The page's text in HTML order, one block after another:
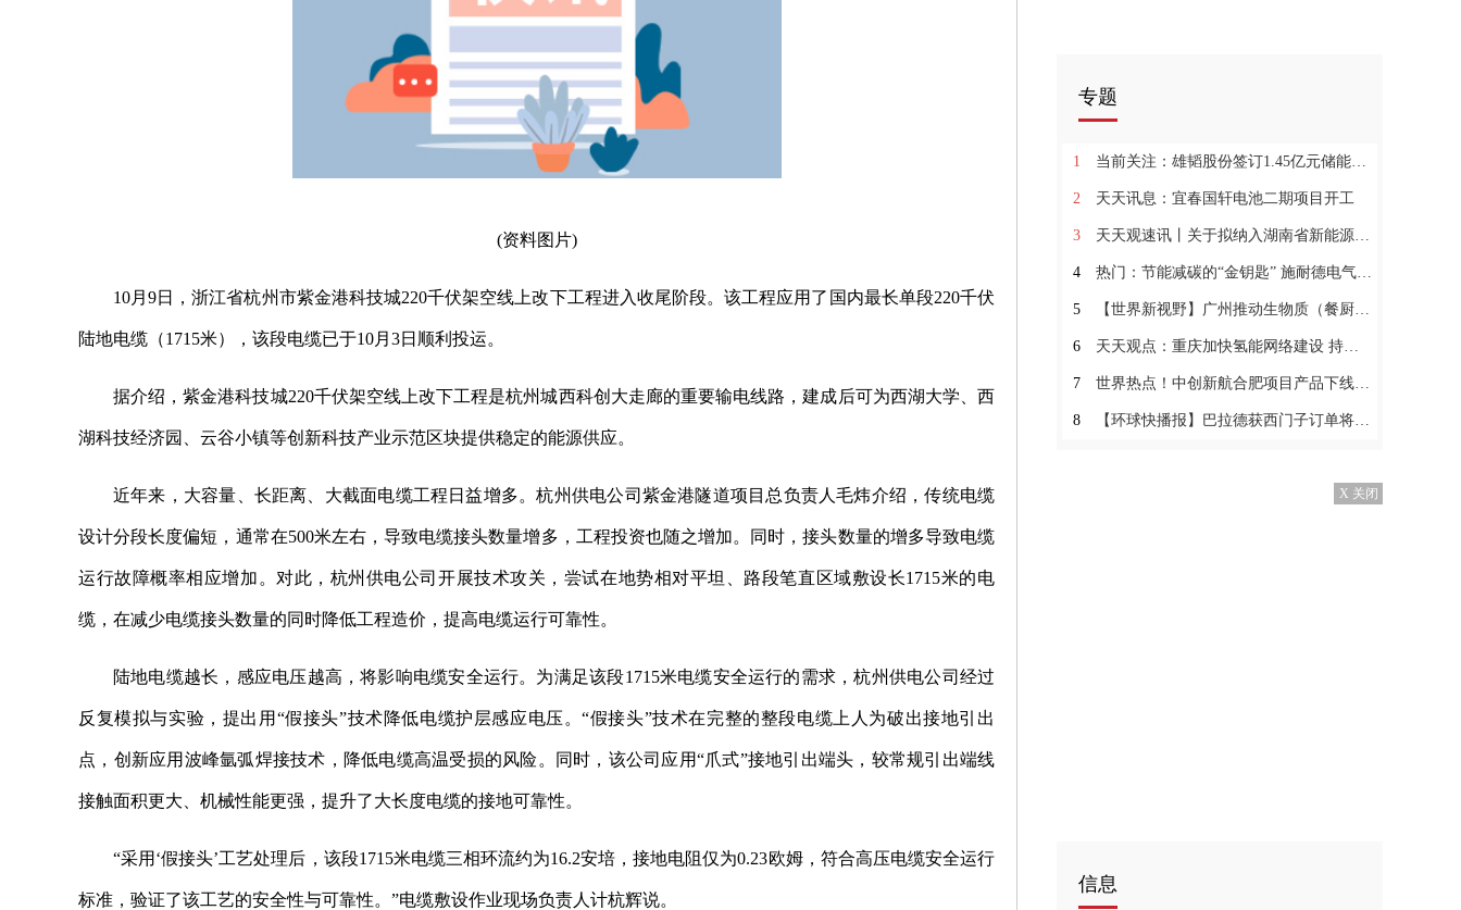
(资料图片)
10月9日，浙江省杭州市紫金港科技城220千伏架空线上改下工程进入收尾阶段。该工程应用了国内最长单段220千伏
陆地电缆（1715米），该段电缆已于10月3日顺利投运。
据介绍，紫金港科技城220千伏架空线上改下工程是杭州城西科创大走廊的重要输电线路，建成后可为西湖大学、西
湖科技经济园、云谷小镇等创新科技产业示范区块提供稳定的能源供应。
近年来，大容量、长距离、大截面电缆工程日益增多。杭州供电公司紫金港隧道项目总负责人毛炜介绍，传统电缆
设计分段长度偏短，通常在500米左右，导致电缆接头数量增多，工程投资也随之增加。同时，接头数量的增多导致电缆
运行故障概率相应增加。对此，杭州供电公司开展技术攻关，尝试在地势相对平坦、路段笔直区域敷设长1715米的电
缆，在减少电缆接头数量的同时降低工程造价，提高电缆运行可靠性。
陆地电缆越长，感应电压越高，将影响电缆安全运行。为满足该段1715米电缆安全运行的需求，杭州供电公司经过
反复模拟与实验，提出用“假接头”技术降低电缆护层感应电压。“假接头”技术在完整的整段电缆上人为破出接地引出
点，创新应用波峰氩弧焊接技术，降低电缆高温受损的风险。同时，该公司应用“爪式”接地引出端头，较常规引出端线
接触面积更大、机械性能更强，提升了大长度电缆的接地可靠性。
“采用‘假接头’工艺处理后，该段1715米电缆三相环流约为16.2安培，接地电阻仅为0.23欧姆，符合高压电缆安全运行
标准，验证了该工艺的安全性与可靠性。”电缆敷设作业现场负责人计杭辉说。
专题
1 当前关注：雄韬股份签订1.45亿元储能系统设备供货合同
2 天天讯息：宜春国轩电池二期项目开工
3 天天观速讯丨关于拟纳入湖南省新能源发电项目配置新型储能首批试点候选项目名单的公示
4 热门：节能减碳的“金钥匙” 施耐德电气推出终端配电智能化解决方案
5 【世界新视野】广州推动生物质（餐厨）垃圾实现资源化综合利用
6 天天观点：重庆加快氢能网络建设 持续推进成渝氢走廊
7 世界热点！中创新航合肥项目产品下线暨三期项目签约
8 【环球快播报】巴拉德获西门子订单将为7辆列车提供动力，并签署意向书未来6年内再提供200个模组
X 关闭
信息